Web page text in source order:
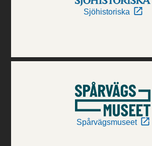
Sjöhistoriska
Spårvägsmuseet